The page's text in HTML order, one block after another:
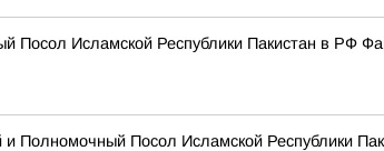
Посол Исламской Республики Пакистан в РФ
Полномочный Посол Исламской Республики